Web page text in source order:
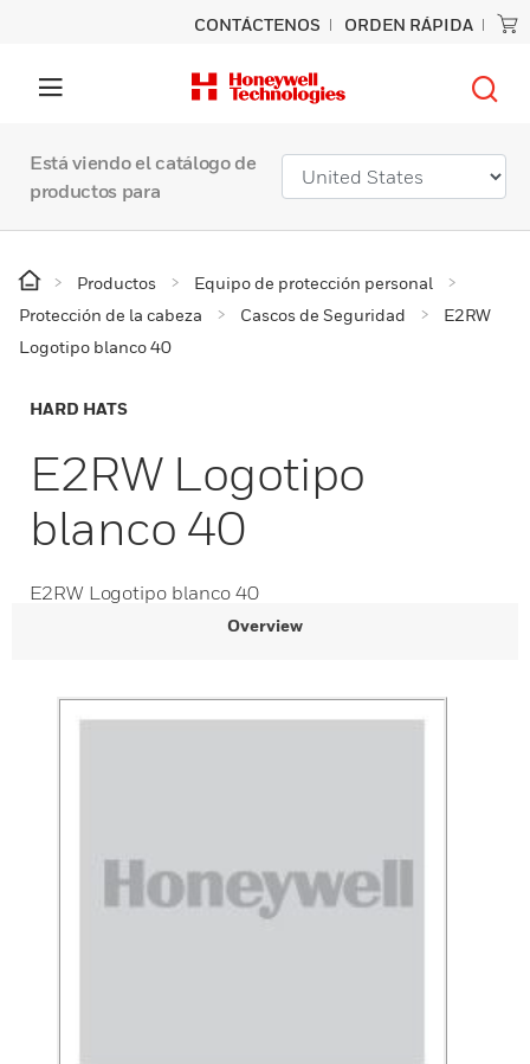
CONTÁCTENOS ORDEN RÁPIDA
Está viendo el catálogo de
productos para
Productos
Equipo de protección personal
Protección de la cabeza
Cascos de Seguridad
E2RW
Logotipo blanco 40
HARD HATS
E2RW Logotipo
blanco 40
E2RW Logotipo blanco 40
Overview